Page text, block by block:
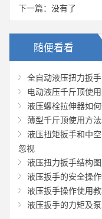
下一篇：没有了
随便看看
全自动液压扭力扳
电动液压千斤顶使
液压螺栓拉伸器如
薄型千斤顶使用方
液压扭矩扳手和中
忽视
液压扭力扳手结构
液压扳手的安全操
液压扳手操作使用
液压扳手的力矩及